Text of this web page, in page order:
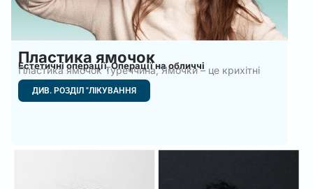
Пластика ямочок
Естетичні операції,Операції на обличчі
Пластика ямочок Туреччина, Ямочки – це крихітні
заглиблення на щоках
ДИВ. РОЗДІЛ "ЛІКУВАННЯ